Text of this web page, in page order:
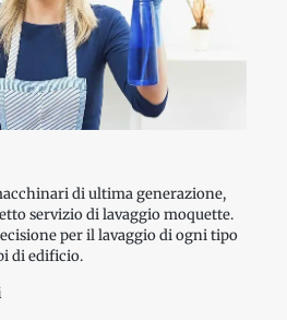
di ultima generazione,
servizio di lavaggio moquette.
per il lavaggio di ogni tipo
di edificio.